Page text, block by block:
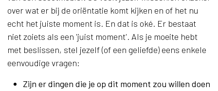
over wat er bij de oriëntatie komt kijken en of het nu
echt het juiste moment is. En dat is oké. Er bestaat
niet zoiets als een 'juist moment'. Als je moeite hebt
met beslissen, stel jezelf (of een geliefde) eens enkele
eenvoudige vragen:
Zijn er dingen die je op dit moment zou willen doen